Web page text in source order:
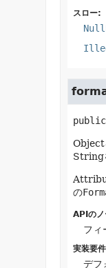
スロー:
public
Object
String
の
APIのノ
フィ
実装要
デフ